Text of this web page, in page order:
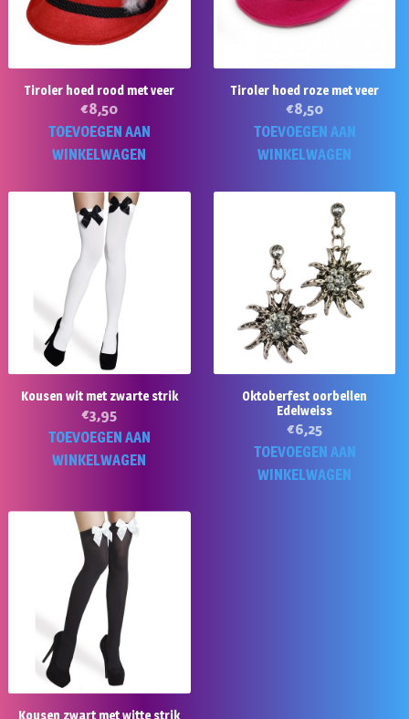
Tiroler hoed rood met veer
€8,50
TOEVOEGEN AAN
WINKELWAGEN
Tiroler hoed roze met veer
€8,50
TOEVOEGEN AAN
WINKELWAGEN
Kousen wit met zwarte strik
€3,95
TOEVOEGEN AAN
WINKELWAGEN
Oktoberfest oorbellen
Edelweiss
€6,25
TOEVOEGEN AAN
WINKELWAGEN
Kousen zwart met witte strik